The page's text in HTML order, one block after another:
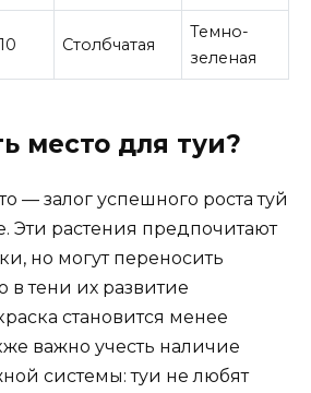
Столбчатая
Темно-
зеленая
место для туи?
— залог успешного роста туй
Эти растения предпочитают
но могут переносить
в тени их развитие
становится менее
важно учесть наличие
системы: туи не любят